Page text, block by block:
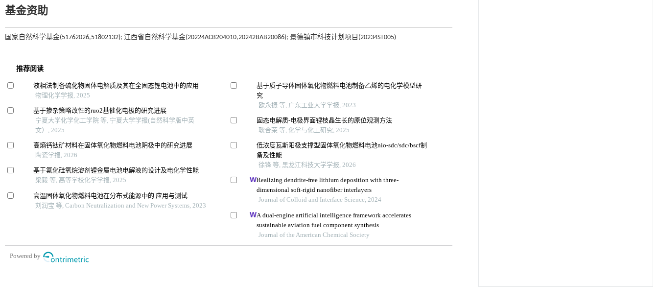
基金资助
国家自然科学基金(51762026,51802132); 江西省自然科学基金(20224ACB204010,20242BAB20086); 景德镇市科技计划项目(20234ST005)